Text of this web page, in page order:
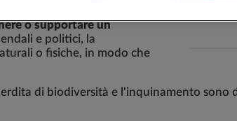
o supportare un
e politici, la
o fisiche, in modo che
di biodiversità e l'inquinamento sono